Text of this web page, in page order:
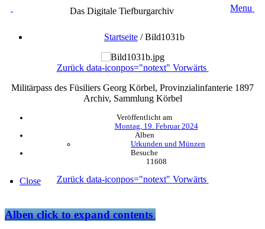
Das Digitale Tiefburgarchiv Menu
Startseite /Bild1031b
Zurück data-iconpos="notext" Vorwärts
Militärpass des Füsiliers Georg Körbel, Provinzialinfanterie 1897
Archiv, Sammlung Körbel
Veröffentlicht am
Montag, 19. Februar 2024
Alben
Urkunden und Münzen
Besuche
11608
Zurück data-iconpos="notext" Vorwärts
Close
Albenclick to expand contents